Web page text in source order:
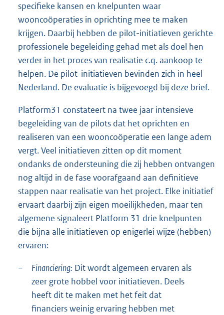
specifieke kansen en knelpunten waar
wooncoöperaties in oprichting mee te maken
krijgen. Daarbij hebben de pilot-initiatieven gerichte
professionele begeleiding gehad met als doel hen
verder in het proces van realisatie c.q. aankoop te
helpen. De pilot-initiatieven bevinden zich in heel
Nederland. De evaluatie is bijgevoegd bij deze brief.
Platform31 constateert na twee jaar intensieve
begeleiding van de pilots dat het oprichten en
realiseren van een wooncoöperatie een lange adem
vergt. Veel initiatieven zitten op dit moment
ondanks de ondersteuning die zij hebben ontvangen
nog altijd in de fase voorafgaand aan definitieve
stappen naar realisatie van het project. Elke initiatief
ervaart daarbij zijn eigen moeilijkheden, maar ten
algemene signaleert Platform 31 drie knelpunten
die bijna alle initiatieven op enigerlei wijze (hebben)
ervaren:
− Financiering: Dit wordt algemeen ervaren als
zeer grote hobbel voor initiatieven. Deels
heeft dit te maken met het feit dat
financiers weinig ervaring hebben met